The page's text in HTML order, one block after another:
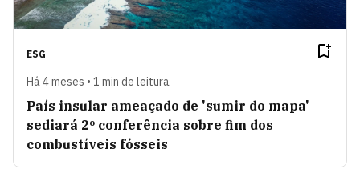
ESG
Há 4 meses • 1 min de leitura
País insular ameaçado de 'sumir do mapa'
sediará 2º conferência sobre fim dos
combustíveis fósseis